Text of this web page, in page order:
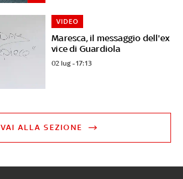
Maresca, il messaggio dell'ex
vice di Guardiola
VIDEO
02 lug - 17:13
VAI ALLA SEZIONE